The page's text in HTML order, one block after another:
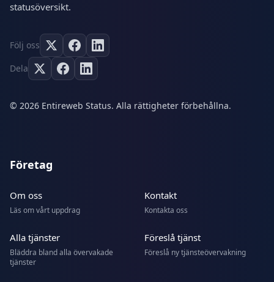
statusöversikt.
Följ oss
Dela
© 2026 Entireweb Status. Alla rättigheter förbehållna.
Företag
Om oss
Läs om vårt uppdrag
Kontakt
Kontakta oss
Alla tjänster
Bläddra bland alla övervakade
tjänster
Föreslå tjänst
Föreslå ny tjänsteövervakning